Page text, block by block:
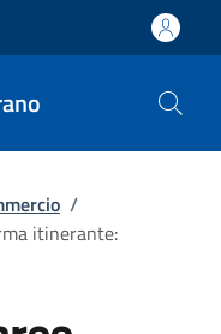
/
itinerante: